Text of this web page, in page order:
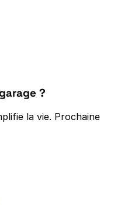
?
la vie. Prochaine